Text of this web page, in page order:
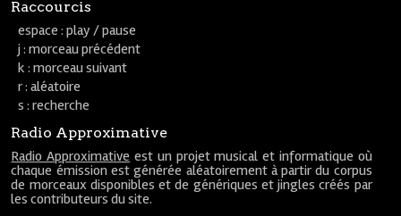
Raccourcis
espace : play / pause
j : morceau précédent
k : morceau suivant
r : aléatoire
s : recherche
Radio Approximative
Radio Approximative est un projet musical et informatique où
chaque émission est générée aléatoirement à partir du corpus
de morceaux disponibles et de génériques et jingles créés par
les contributeurs du site.